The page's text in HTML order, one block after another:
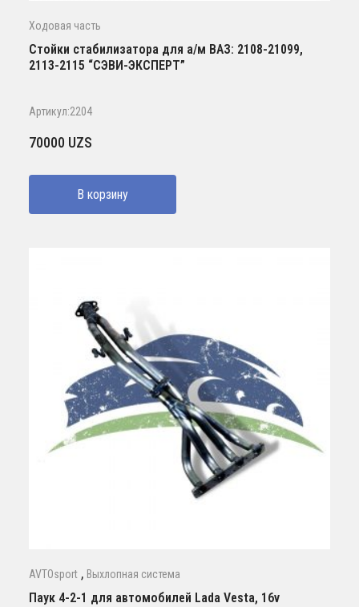
Ходовая часть
Стойки стабилизатора для а/м ВАЗ: 2108-21099,
2113-2115 “СЭВИ-ЭКСПЕРТ”
Артикул:2204
70000 UZS
В корзину
AVTOsport , Выхлопная система
Паук 4-2-1 для автомобилей Lada Vesta, 16v